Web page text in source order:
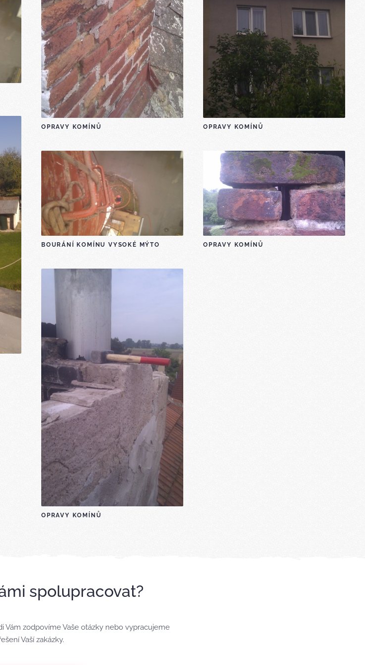
OPRAVY KOMÍNŮ OPRAVY KOMÍNŮ
BOURÁNÍ KOMÍNU VYSOKÉ MÝTO OPRAVY KOMÍNŮ
OPRAVY KOMÍNŮ
spolupracovat?
Vám zodpovíme Vaše otázky nebo vypracujeme
Vaší zakázky.